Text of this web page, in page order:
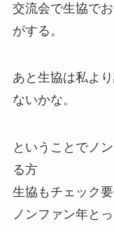
交流会で生協で
がする。
あと生協は私よ
ないかな。
ということでノ
る方
生協もチェック
ノンファン年と